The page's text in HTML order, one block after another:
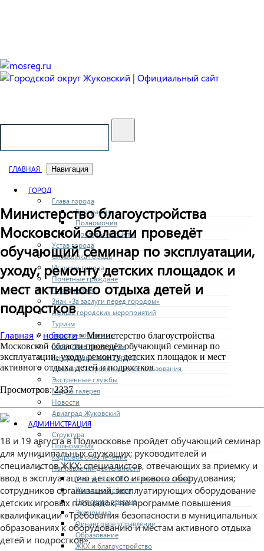
ГЛАВНАЯ Навигация
ГОРОД
Глава города
Биография
Полномочия
Доклады и отчеты
Устав города
Символика города
История города
Почетные граждане
Город героев
Знак «За заслуги перед городом»
Афиша городских мероприятий
Туризм
Города-побратимы
Городские программы
Генеральный план города
Правила застройки и землепользования
Экстренные службы
Медиа галерея
Новости
Авиаград Жуковский
АДМИНИСТРАЦИЯ
Структура
Полномочия
Кадровое обеспечение
Направления деятельности
Участникам СВО и членам их семей
Жилищная сфера
Наружная реклама
Экономика
Финансовое управление
Образование
ЖКХ и благоустройство
Министерство благоустройства
Московской области проведёт
обучающий семинар по эксплуатации,
уходу, ремонту детских площадок и
мест активного отдыха детей и
подростков
Главная » новости» Министерство благоустройства
Московской области проведёт обучающий семинар по
эксплуатации, уходу, ремонту детских площадок и мест
активного отдыха детей и подростков
Просмотров: 2337
18 и 19 августа в Подмосковье пройдет обучающий семинар
для муниципальных служащих; руководителей и
специалистов ЖКХ; специалистов, отвечающих за приемку и
ввод в эксплуатацию детского игрового оборудования;
сотрудников организаций, эксплуатирующих оборудование
детских игровых площадок, по программе повышения
квалификации «Требования безопасности в муниципальных
образованиях к оборудованию и местам активного отдыха
детей и подростков».